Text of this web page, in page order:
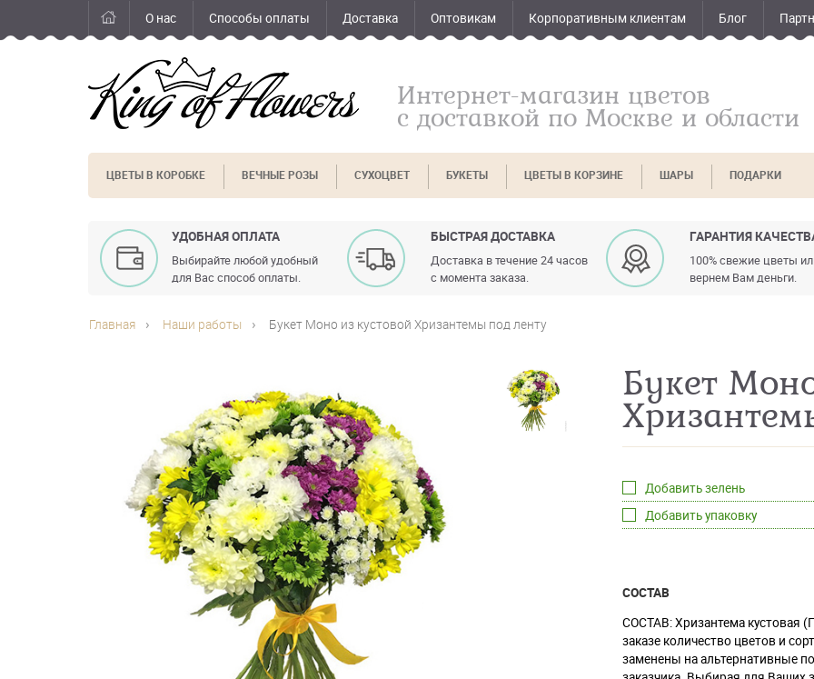
О нас Способы оплаты Доставка Оптовикам Корпоративным клиентам Блог
Интернет-магазин цветов
с доставкой по Москве и области
ЦВЕТЫ В КОРОБКЕ ВЕЧНЫЕ РОЗЫ СУХОЦВЕТ БУКЕТЫ ЦВЕТЫ В КОРЗИНЕ ШАРЫ ПОДАРКИ
УДОБНАЯ ОПЛАТА
Выбирайте любой удобный
для Вас способ оплаты.
БЫСТРАЯ ДОСТАВКА
Доставка в течение 24 часов
с момента заказа.
ГАРАНТИЯ
100% свежие цветы
вернем Вам деньги.
Главная Наши работы Букет Моно из кустовой Хризантемы под ленту
Букет
Добавить зелень
Добавить упаковку
СОСТАВ
СОСТАВ: Хризантема кустовая
заказе количество цветов и
заменены на альтернативные